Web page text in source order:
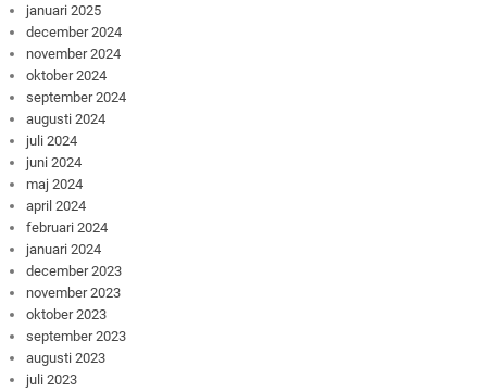
januari 2025
december 2024
november 2024
oktober 2024
september 2024
augusti 2024
juli 2024
juni 2024
maj 2024
april 2024
februari 2024
januari 2024
december 2023
november 2023
oktober 2023
september 2023
augusti 2023
juli 2023